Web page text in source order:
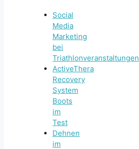
Social
Media
Marketing
bei
Triathlonveranstaltungen
ActiveThera
Recovery
System
Boots
im
Test
Dehnen
im